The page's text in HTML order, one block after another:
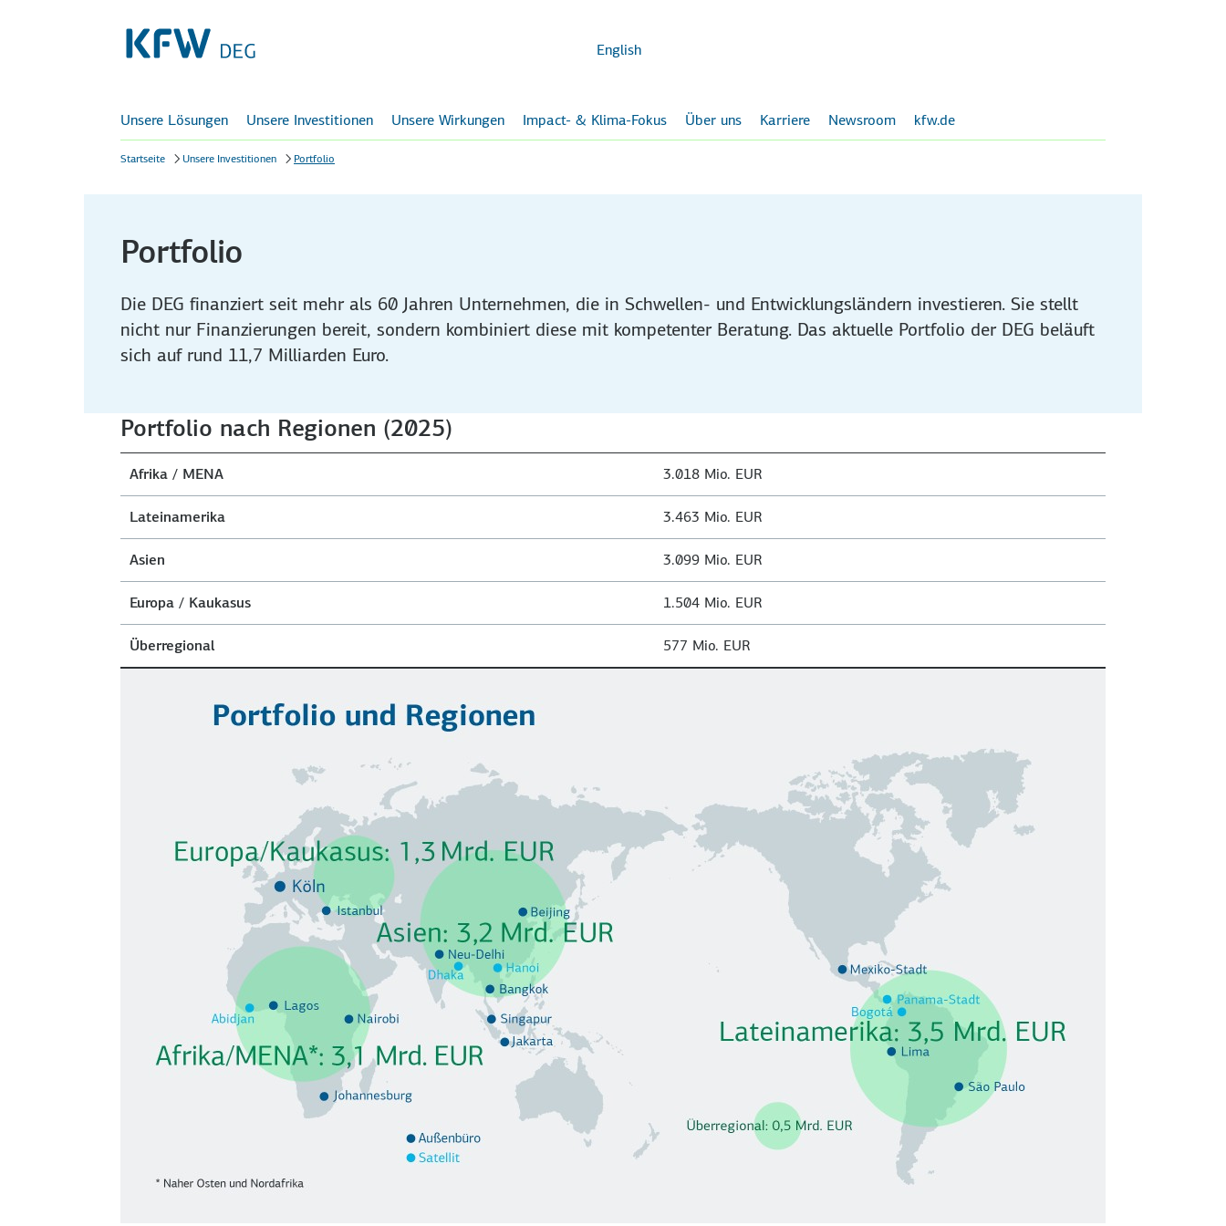
English
Unsere Lösungen Unsere Investitionen Unsere Wirkungen Impact- & Klima-Fokus Über uns Karriere Newsroom kfw.de
Startseite Unsere Investitionen Portfolio
Portfolio
Die DEG finanziert seit mehr als 60 Jahren Unternehmen, die in Schwellen- und Entwicklungsländern investieren. Sie stellt
nicht nur Finanzierungen bereit, sondern kombiniert diese mit kompetenter Beratung. Das aktuelle Portfolio der DEG beläuft
sich auf rund 11,7 Milliarden Euro.
Portfolio nach Regionen (2025)
Afrika / MENA 3.018 Mio. EUR
Lateinamerika 3.463 Mio. EUR
Asien 3.099 Mio. EUR
Europa / Kaukasus 1.504 Mio. EUR
Überregional 577 Mio. EUR